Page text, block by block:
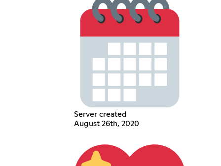
Server created
August 26th, 2020